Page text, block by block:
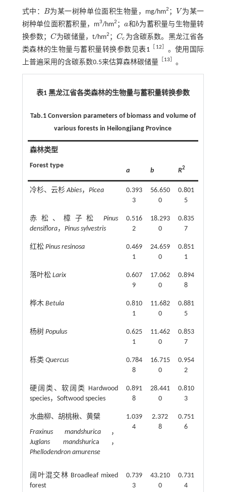
式中：B
B 为某一树种单位面积生物量，mg/hm2 ； V
V 为某一
树种单位面积蓄积量，m3/hm2 ；a
a和b
b为蓄积量与生物量转
换参数；C
C 为碳储量，t/hm2 ；Cc
Cc 为含碳系数。黑龙江省各
类森林的生物量与蓄积量转换参数见表1 ［ 12］ 。使用国际
上普遍采用的含碳系数0.5来估算森林碳储量［13］ 。
表1 黑龙江省各类森林的生物量与蓄积量转换参数
Tab.1 Conversion parameters of biomass and volume of
various forests in Heilongjiang Province
森林类型
Forest type
a b R2
冷杉、云杉Abies，Picea
0.393
3
56.650
0
0.801
5
赤松、樟子松 Pinus
densiflora，Pinus sylvestris
0.516
2
18.293
0
0.835
7
红松Pinus resinosa
0.469
1
24.659
0
0.851
1
落叶松Larix
0.607
9
17.062
0
0.894
8
桦木Betula
0.810
1
11.682
0
0.881
5
杨树Populus
0.625
1
11.462
0
0.853
7
栎类Quercus
0.784
8
16.715
0
0.954
2
硬阔类、软阔类 Hardwood
species，Softwood species
0.891
8
28.441
0
0.810
3
水曲柳、胡桃楸、黄檗
Fraxinus mandshurica，
Juglans mandshurica，
Phellodendron amurense
1.039
4
2.372
8
0.751
6
阔叶混交林 Broadleaf mixed
forest
0.739
3
43.210
0
0.731
4